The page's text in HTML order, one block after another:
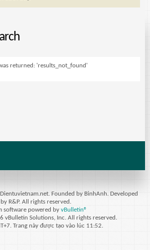
returned: 'results_not_found'
Founded by BinhAnh. Developed
by R&P. All rights reserved.
software powered by vBulletin®
vBulletin Solutions, Inc. All rights reserved.
Trang này được tạo vào lúc 11:52.